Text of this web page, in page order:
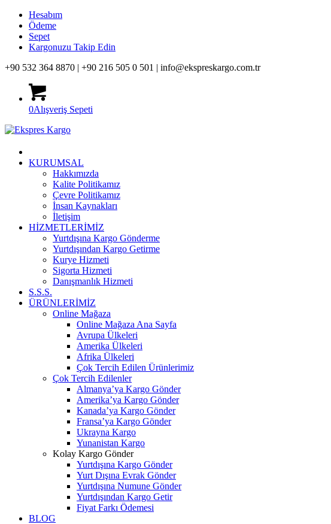
Hesabım
Ödeme
Sepet
Kargonuzu Takip Edin
+90 532 364 8870 | +90 216 505 0 501 | info@ekspreskargo.com.tr
0Alışveriş Sepeti
KURUMSAL
Hakkımızda
Kalite Politikamız
Çevre Politikamız
İnsan Kaynakları
İletişim
HİZMETLERİMİZ
Yurtdışına Kargo Gönderme
Yurtdışından Kargo Getirme
Kurye Hizmeti
Sigorta Hizmeti
Danışmanlık Hizmeti
S.S.S.
ÜRÜNLERİMİZ
Online Mağaza
Online Mağaza Ana Sayfa
Avrupa Ülkeleri
Amerika Ülkeleri
Afrika Ülkeleri
Çok Tercih Edilen Ürünlerimiz
Çok Tercih Edilenler
Almanya’ya Kargo Gönder
Amerika’ya Kargo Gönder
Kanada’ya Kargo Gönder
Fransa’ya Kargo Gönder
Ukrayna Kargo
Yunanistan Kargo
Kolay Kargo Gönder
Yurtdışına Kargo Gönder
Yurt Dışına Evrak Gönder
Yurtdışına Numune Gönder
Yurtdışından Kargo Getir
Fiyat Farkı Ödemesi
BLOG